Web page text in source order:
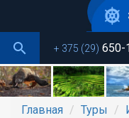
основному
содержанию+ 375 (29) 650-
Главная Туры